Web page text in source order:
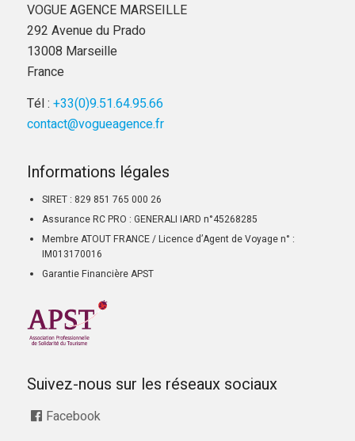
VOGUE AGENCE MARSEILLE
292 Avenue du Prado
13008 Marseille
France
Tél : +33(0)9.51.64.95.66
contact@vogueagence.fr
Informations légales
SIRET : 829 851 765 000 26
Assurance RC PRO : GENERALI IARD n°45268285
Membre ATOUT FRANCE / Licence d’Agent de Voyage n° :
IM013170016
Garantie Financière APST
Suivez-nous sur les réseaux sociaux
Facebook